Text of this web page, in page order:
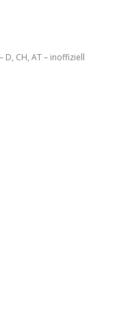
CH, AT – inoffiziell
zum Inhalt